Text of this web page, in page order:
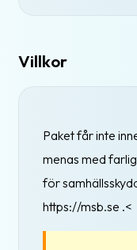
Villkor
Paket får inte
menas med
för
https://msb.se .<